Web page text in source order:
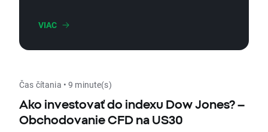
VIAC
Čas čítania • 9 minute(s)
Ako investovať do indexu Dow Jones? –
Obchodovanie CFD na US30